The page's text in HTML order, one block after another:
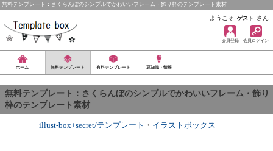
無料テンプレート：さくらんぼのシンプルでかわいいフレーム・飾り枠のテンプレート素材
ようこそ ゲスト さん
会員登録 会員ログイン
ホーム 無料テンプレート 有料テンプレート 豆知識・情報
無料テンプレート：さくらんぼのシンプルでかわいいフレーム・飾り
枠のテンプレート素材
illust-box+secret/テンプレート ・ イラストボックス